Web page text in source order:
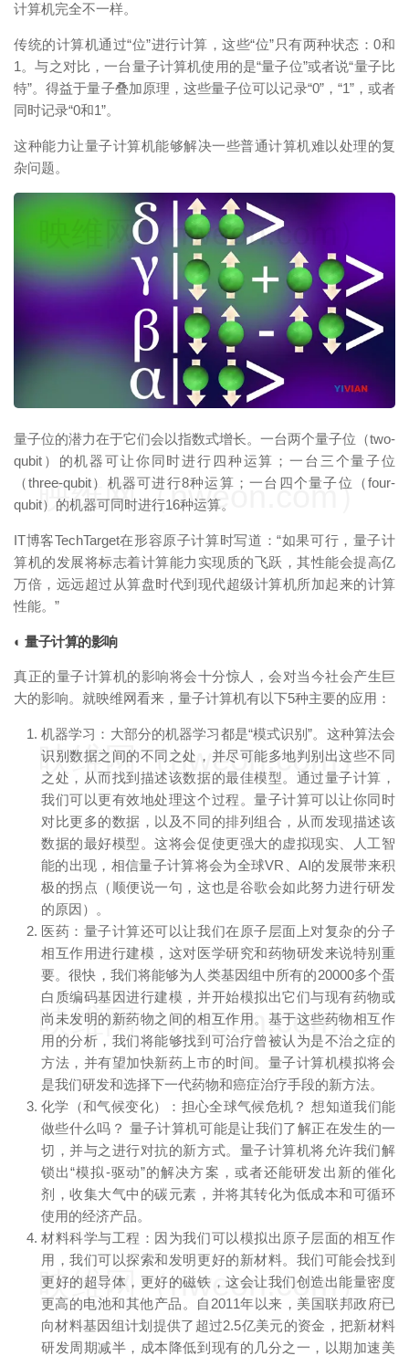
计算机完全不一样。
传统的计算机通过“位”进行计算，这些“位”只有两种状态：0和
1。与之对比，一台量子计算机使用的是“量子位”或者说“量子比
特”。得益于量子叠加原理，这些量子位可以记录“0”，“1”，或者
同时记录“0和1”。
这种能力让量子计算机能够解决一些普通计算机难以处理的复
杂问题。
量子位的潜力在于它们会以指数式增长。一台两个量子位（two-
qubit）的机器可让你同时进行四种运算；一台三个量子位
（three-qubit）机器可进行8种运算；一台四个量子位（four-
qubit）的机器可同时进行16种运算。
IT博客TechTarget在形容原子计算时写道：“如果可行，量子计
算机的发展将标志着计算能力实现质的飞跃，其性能会提高亿
万倍，远远超过从算盘时代到现代超级计算机所加起来的计算
性能。”
◐ 量子计算的影响
真正的量子计算机的影响将会十分惊人，会对当今社会产生巨
大的影响。就映维网看来，量子计算机有以下5种主要的应用：
机器学习：大部分的机器学习都是“模式识别”。这种算法会
识别数据之间的不同之处，并尽可能多地判别出这些不同
之处，从而找到描述该数据的最佳模型。通过量子计算，
我们可以更有效地处理这个过程。量子计算可以让你同时
对比更多的数据，以及不同的排列组合，从而发现描述该
数据的最好模型。这将会促使更强大的虚拟现实、人工智
能的出现，相信量子计算将会为全球VR、AI的发展带来积
极的拐点（顺便说一句，这也是谷歌会如此努力进行研发
的原因）。
医药：量子计算还可以让我们在原子层面上对复杂的分子
相互作用进行建模，这对医学研究和药物研发来说特别重
要。很快，我们将能够为人类基因组中所有的20000多个蛋
白质编码基因进行建模，并开始模拟出它们与现有药物或
尚未发明的新药物之间的相互作用。基于这些药物相互作
用的分析，我们将能够找到可治疗曾被认为是不治之症的
方法，并有望加快新药上市的时间。量子计算机模拟将会
是我们研发和选择下一代药物和癌症治疗手段的新方法。
化学（和气候变化）：担心全球气候危机？ 想知道我们能
做些什么吗？ 量子计算机可能是让我们了解正在发生的一
切，并与之进行对抗的新方式。量子计算机将允许我们解
锁出“模拟-驱动”的解决方案，或者还能研发出新的催化
剂，收集大气中的碳元素，并将其转化为低成本和可循环
使用的经济产品。
材料科学与工程：因为我们可以模拟出原子层面的相互作
用，我们可以探索和发明更好的新材料。我们可能会找到
更好的超导体，更好的磁铁，这会让我们创造出能量密度
更高的电池和其他产品。自2011年以来，美国联邦政府已
向材料基因组计划提供了超过2.5亿美元的资金，把新材料
研发周期减半，成本降低到现有的几分之一，以期加速美
映维网（nweon.com）
映维网（nweon.com）
映维网（nweon.com）
映维网（nweon.com）
映维网（nweon.com）